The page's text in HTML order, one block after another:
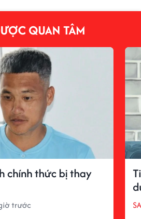
QUAN TÂM
chính thức bị thay
trước